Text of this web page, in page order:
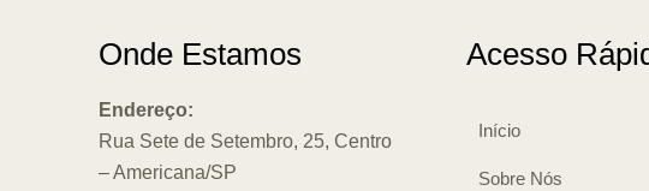
Onde Estamos
Endereço:
Rua Sete de Setembro, 25, Centro
– Americana/SP
Acesso
Início
Sobre Nós